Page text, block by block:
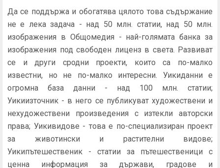
Да се поддържа и обогатява цялото това съдържание
не е лека задача - над 50 млн. статии, над 50 млн.
изображения в Общомедия - най-голямата банка за
изображения под свободен лиценз в света. Развиват
се и други сродни проекти, които са по-малко
известни, но не по-малко интересни. Уикиданни е
огромна база данни - над 100 млн. статии;
Уикиизточник - в него се публикуват художествени и
нехудожествени произведения с изтекли авторски
права; Уикивидове - това е по-специализиран проект
за животински и растителни видове;
Уикипътешественик - статии за пътешественици с
ценна информация за държави, градове и